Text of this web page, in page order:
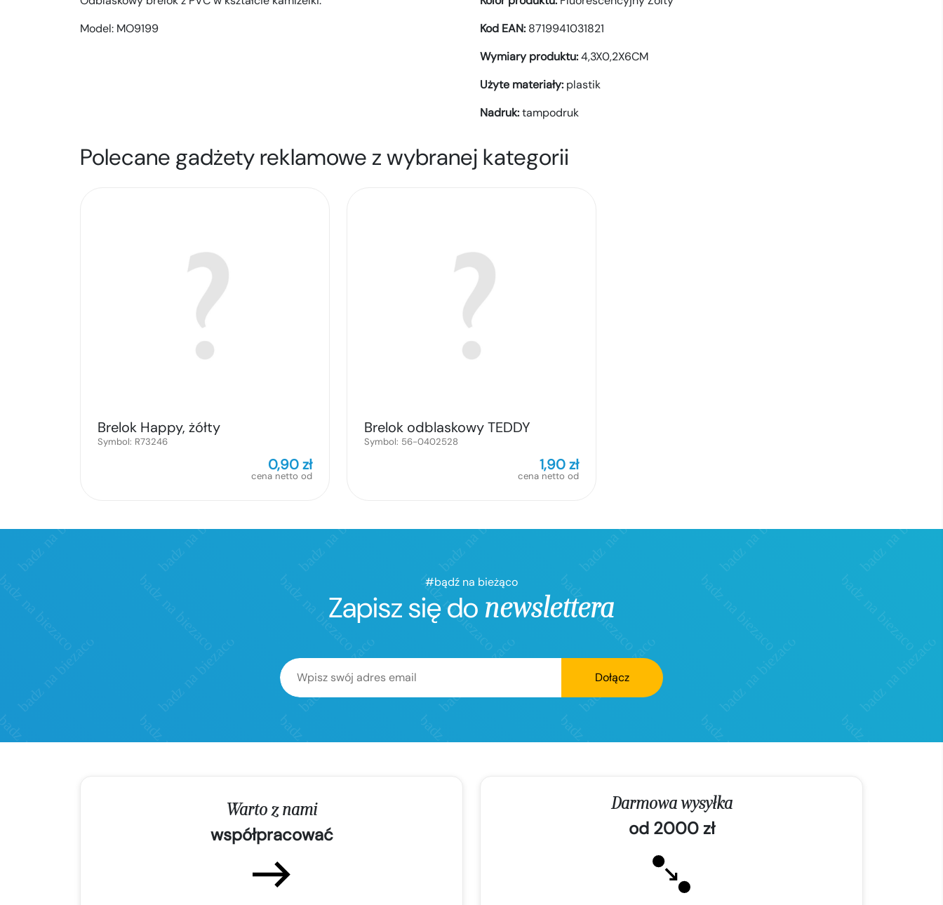
Model: MO9199
Kod EAN: 8719941031821
Wymiary produktu:4,3X0,2X6CM
Użyte materiały: plastik
Nadruk:tampodruk
Polecane gadżety reklamowe z wybranej kategorii
Brelok Happy, żółty
Symbol: R73246
0,90zł
cena netto od
Brelok odblaskowy TEDDY
Symbol: 56-0402528
1,90zł
cena netto od
#bądź na bieżąco
Zapisz się do newslettera
Dołącz
Warto z nami
współpracować
Darmowa wysyłka
od 2000 zł